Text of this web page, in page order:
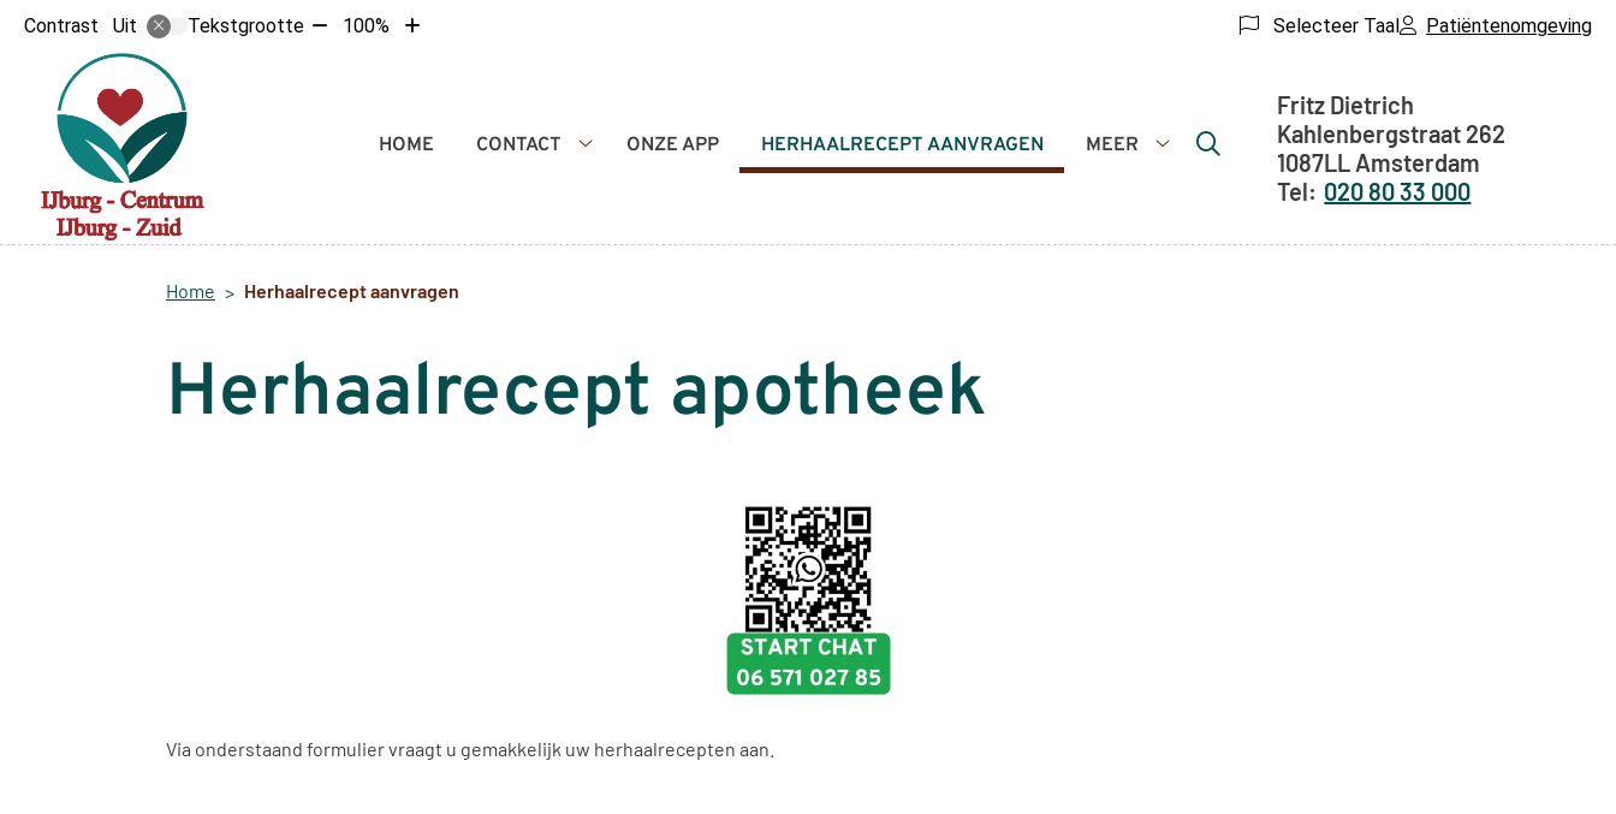
Contrast Uit Tekstgrootte Tekst100%
Tekst
Selecteer Taal Patiëntenomgeving
Hoofdmenu
HOME
CONTACT
ONZE APP HERHAALRECEPT AANVRAGEN
MEER
Adresgegevens
Fritz Dietrich
Kahlenbergstraat 262
1087LL Amsterdam
020 80 33 000
Home Herhaalrecept aanvragen
Herhaalrecept apotheek
Via onderstaand formulier vraagt u gemakkelijk uw herhaalrecepten aan.